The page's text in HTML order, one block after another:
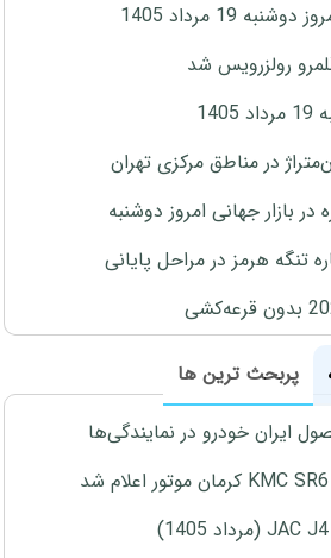
19 مرداد 1405
رولزرویس شد
در مناطق مرکزی تهران
بازار جهانی امروز دوشنبه
تنگه هرمز در مراحل پایانی
پربحث ترین ها